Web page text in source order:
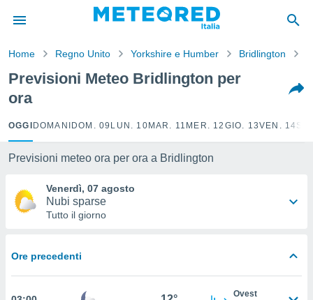
di
per
le
di
Home Regno Unito Yorkshire e Humber Bridlington
Previsioni Meteo Bridlington per
ora
OGGI DOMANI DOM. 09 LUN. 10 MAR. 11 MER. 12 GIO. 13VEN. 14
Previsioni meteo ora per ora a Bridlington
Venerdì, 07 agosto
Nubi sparse
Tutto il giorno
Ore precedenti
Ovest